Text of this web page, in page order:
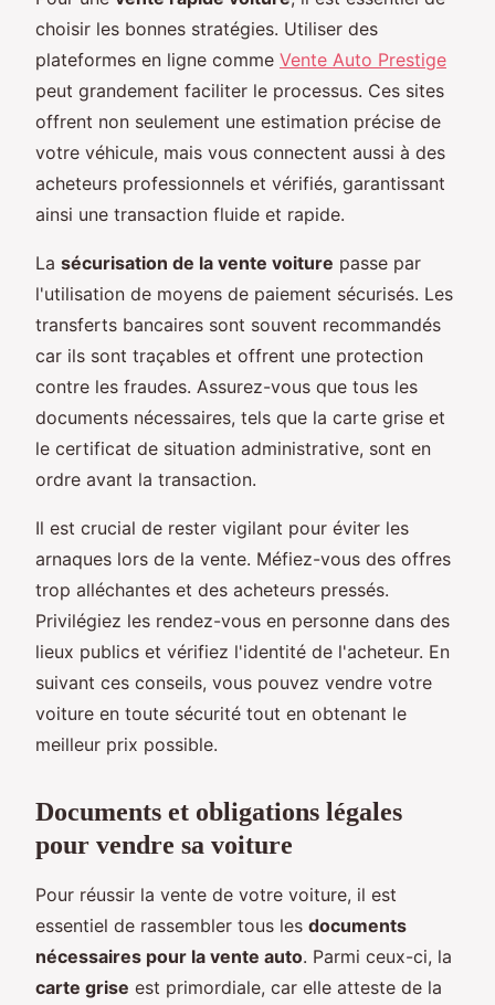
choisir les bonnes stratégies. Utiliser des
plateformes en ligne comme Vente Auto Prestige
peut grandement faciliter le processus. Ces sites
offrent non seulement une estimation précise de
votre véhicule, mais vous connectent aussi à des
acheteurs professionnels et vérifiés, garantissant
ainsi une transaction fluide et rapide.
La sécurisation de la vente voiture passe par
l'utilisation de moyens de paiement sécurisés. Les
transferts bancaires sont souvent recommandés
car ils sont traçables et offrent une protection
contre les fraudes. Assurez-vous que tous les
documents nécessaires, tels que la carte grise et
le certificat de situation administrative, sont en
ordre avant la transaction.
Il est crucial de rester vigilant pour éviter les
arnaques lors de la vente. Méfiez-vous des offres
trop alléchantes et des acheteurs pressés.
Privilégiez les rendez-vous en personne dans des
lieux publics et vérifiez l'identité de l'acheteur. En
suivant ces conseils, vous pouvez vendre votre
voiture en toute sécurité tout en obtenant le
meilleur prix possible.
Documents et obligations légales
pour vendre sa voiture
Pour réussir la vente de votre voiture, il est
essentiel de rassembler tous les documents
nécessaires pour la vente auto. Parmi ceux-ci, la
carte grise est primordiale, car elle atteste de la